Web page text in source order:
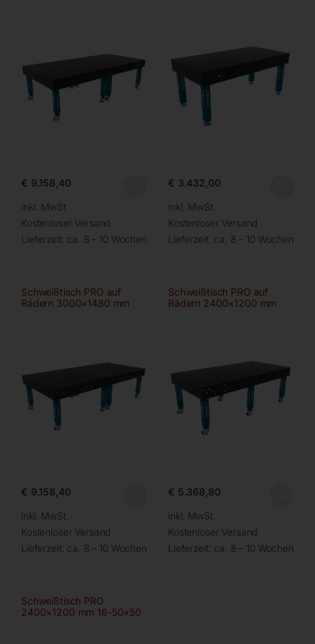
€ 9.158,40
inkl. MwSt.
Kostenloser Versand
Lieferzeit: ca. 8 – 10 Wochen
€ 3.432,00
inkl. MwSt.
Kostenloser Versand
Lieferzeit: ca. 8 – 10 Wochen
Schweißtisch PRO auf
Rädern 3000×1480 mm
€ 9.158,40
inkl. MwSt.
Kostenloser Versand
Lieferzeit: ca. 8 – 10 Wochen
Schweißtisch PRO auf
Rädern 2400×1200 mm
€ 5.368,80
inkl. MwSt.
Kostenloser Versand
Lieferzeit: ca. 8 – 10 Wochen
Schweißtisch PRO
2400×1200 mm 16-50×50